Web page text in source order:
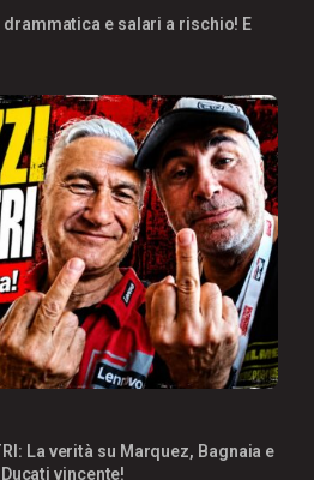
e salari a rischio! E
La verità su Marquez, Bagnaia e
vincente!